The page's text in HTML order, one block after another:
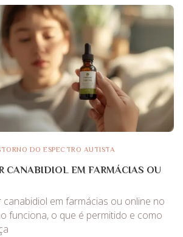
DO ESPECTRO AUTISTA
CANABIDIOL EM FARMÁCIAS OU
canabidiol em farmácias ou online no
funciona, o que é permitido e como